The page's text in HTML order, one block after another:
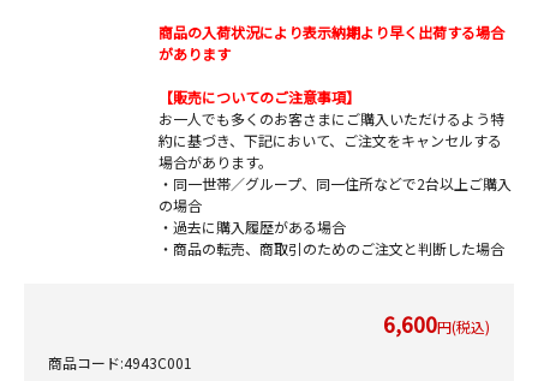
商品の入荷状況により表示納期より早く出荷する場合
があります
【販売についてのご注意事項】
お一人でも多くのお客さまにご購入いただけるよう特
約に基づき、下記において、ご注文をキャンセルする
場合があります。
・同一世帯／グループ、同一住所などで2台以上ご購入
の場合
・過去に購入履歴がある場合
・商品の転売、商取引のためのご注文と判断した場合
6,600円(税込)
商品コード:4943C001